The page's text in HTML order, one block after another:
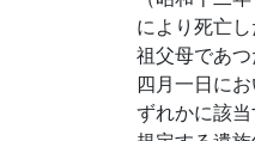
により死亡
祖父母であ
四月一日に
ずれかに該